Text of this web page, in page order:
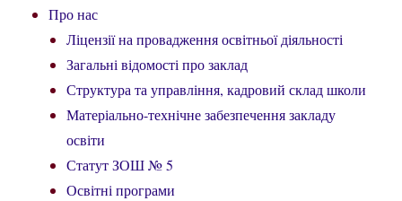
Про нас
Ліцензії на провадження освітньої діяльності
Загальні відомості про заклад
Структура та управління, кадровий склад школи
Матеріально-технічне забезпечення закладу
освіти
Статут ЗОШ № 5
Освітні програми